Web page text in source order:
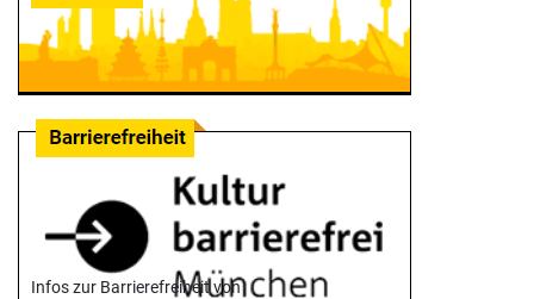
Infos zur Barrierefreiheit von